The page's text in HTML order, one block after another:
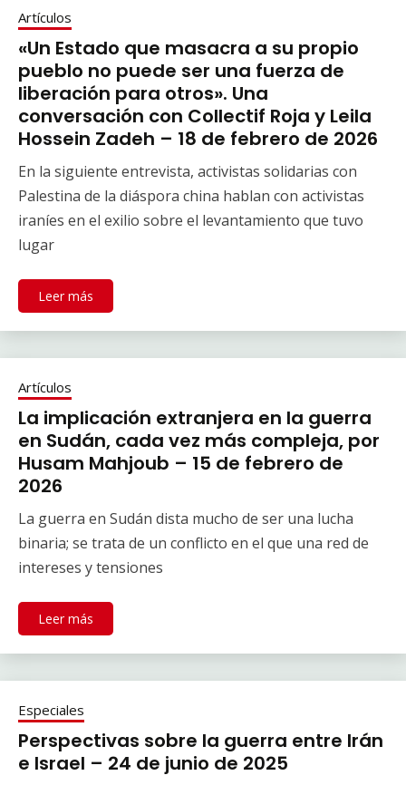
Artículos
«Un Estado que masacra a su propio
pueblo no puede ser una fuerza de
liberación para otros». Una
conversación con Collectif Roja y Leila
Hossein Zadeh – 18 de febrero de 2026
En la siguiente entrevista, activistas solidarias con
Palestina de la diáspora china hablan con activistas
iraníes en el exilio sobre el levantamiento que tuvo
lugar
Leer más
Artículos
La implicación extranjera en la guerra
en Sudán, cada vez más compleja, por
Husam Mahjoub – 15 de febrero de
2026
La guerra en Sudán dista mucho de ser una lucha
binaria; se trata de un conflicto en el que una red de
intereses y tensiones
Leer más
Especiales
Perspectivas sobre la guerra entre Irán
e Israel – 24 de junio de 2025